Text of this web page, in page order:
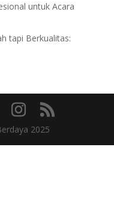
untuk Acara
tapi Berkualitas:
2025